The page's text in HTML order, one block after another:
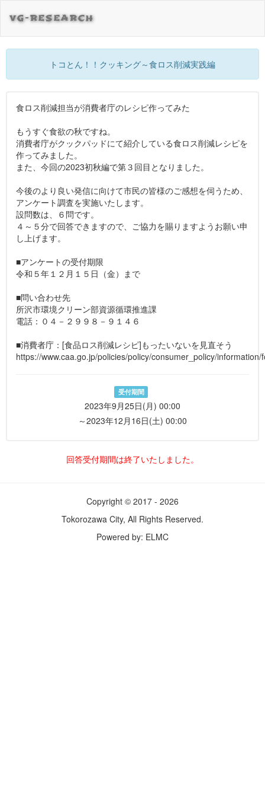
VG-RESEARCH
トコとん！！クッキング～食ロス削減実践編
食ロス削減担当が消費者庁のレシピ作ってみた
もうすぐ食欲の秋ですね。
消費者庁がクックパッドにて紹介している食ロス削減レシピを
作ってみました。
また、今回の2023初秋編で第３回目となりました。
今後のより良い発信に向けて市民の皆様のご感想を伺うため、
アンケート調査を実施いたします。
設問数は、６問です。
４～５分で回答できますので、ご協力を賜りますようお願い申
し上げます。
■アンケートの受付期限
令和５年１２月１５日（金）まで
■問い合わせ先
所沢市環境クリーン部資源循環推進課
電話：０４－２９９８－９１４６
■消費者庁：[食品ロス削減レシピ]もったいないを見直そう
https://www.caa.go.jp/policies/policy/consumer_policy/
受付期間
2023年9月25日(月) 00:00
～2023年12月16日(土) 00:00
回答受付期間は終了いたしました。
Copyright © 2017 - 2026
Tokorozawa City, All Rights Reserved.
Powered by: ELMC